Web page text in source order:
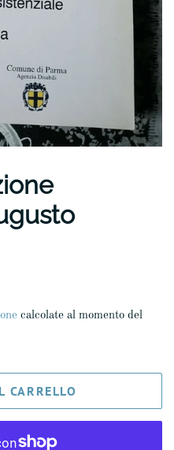
calcolate al momento del
CARRELLO